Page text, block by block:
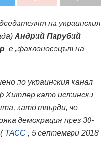
на украинския
Андрий Парубий
е „факлоносецът на
по украинския канал
Хитлер като истински
като твърди, че
демокрация през 30-
ТАСС , 5 септември 2018